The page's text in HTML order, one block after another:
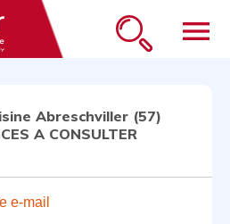
menu
Abreschviller (57)
A CONSULTER
e-mail